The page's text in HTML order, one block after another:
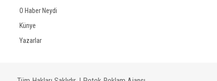
O Haber Neydi
Künye
Yazarlar